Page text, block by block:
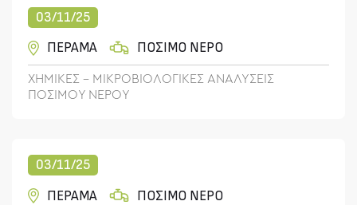
03/11/25
ΠΕΡΑΜΑ
ΠΟΣΙΜΟ ΝΕΡΟ
ΧΗΜΙΚΕΣ - ΜΙΚΡΟΒΙΟΛΟΓΙΚΕΣ ΑΝΑΛΥΣΕΙΣ
ΠΟΣΙΜΟΥ ΝΕΡΟΥ
03/11/25
ΠΕΡΑΜΑ
ΠΟΣΙΜΟ ΝΕΡΟ